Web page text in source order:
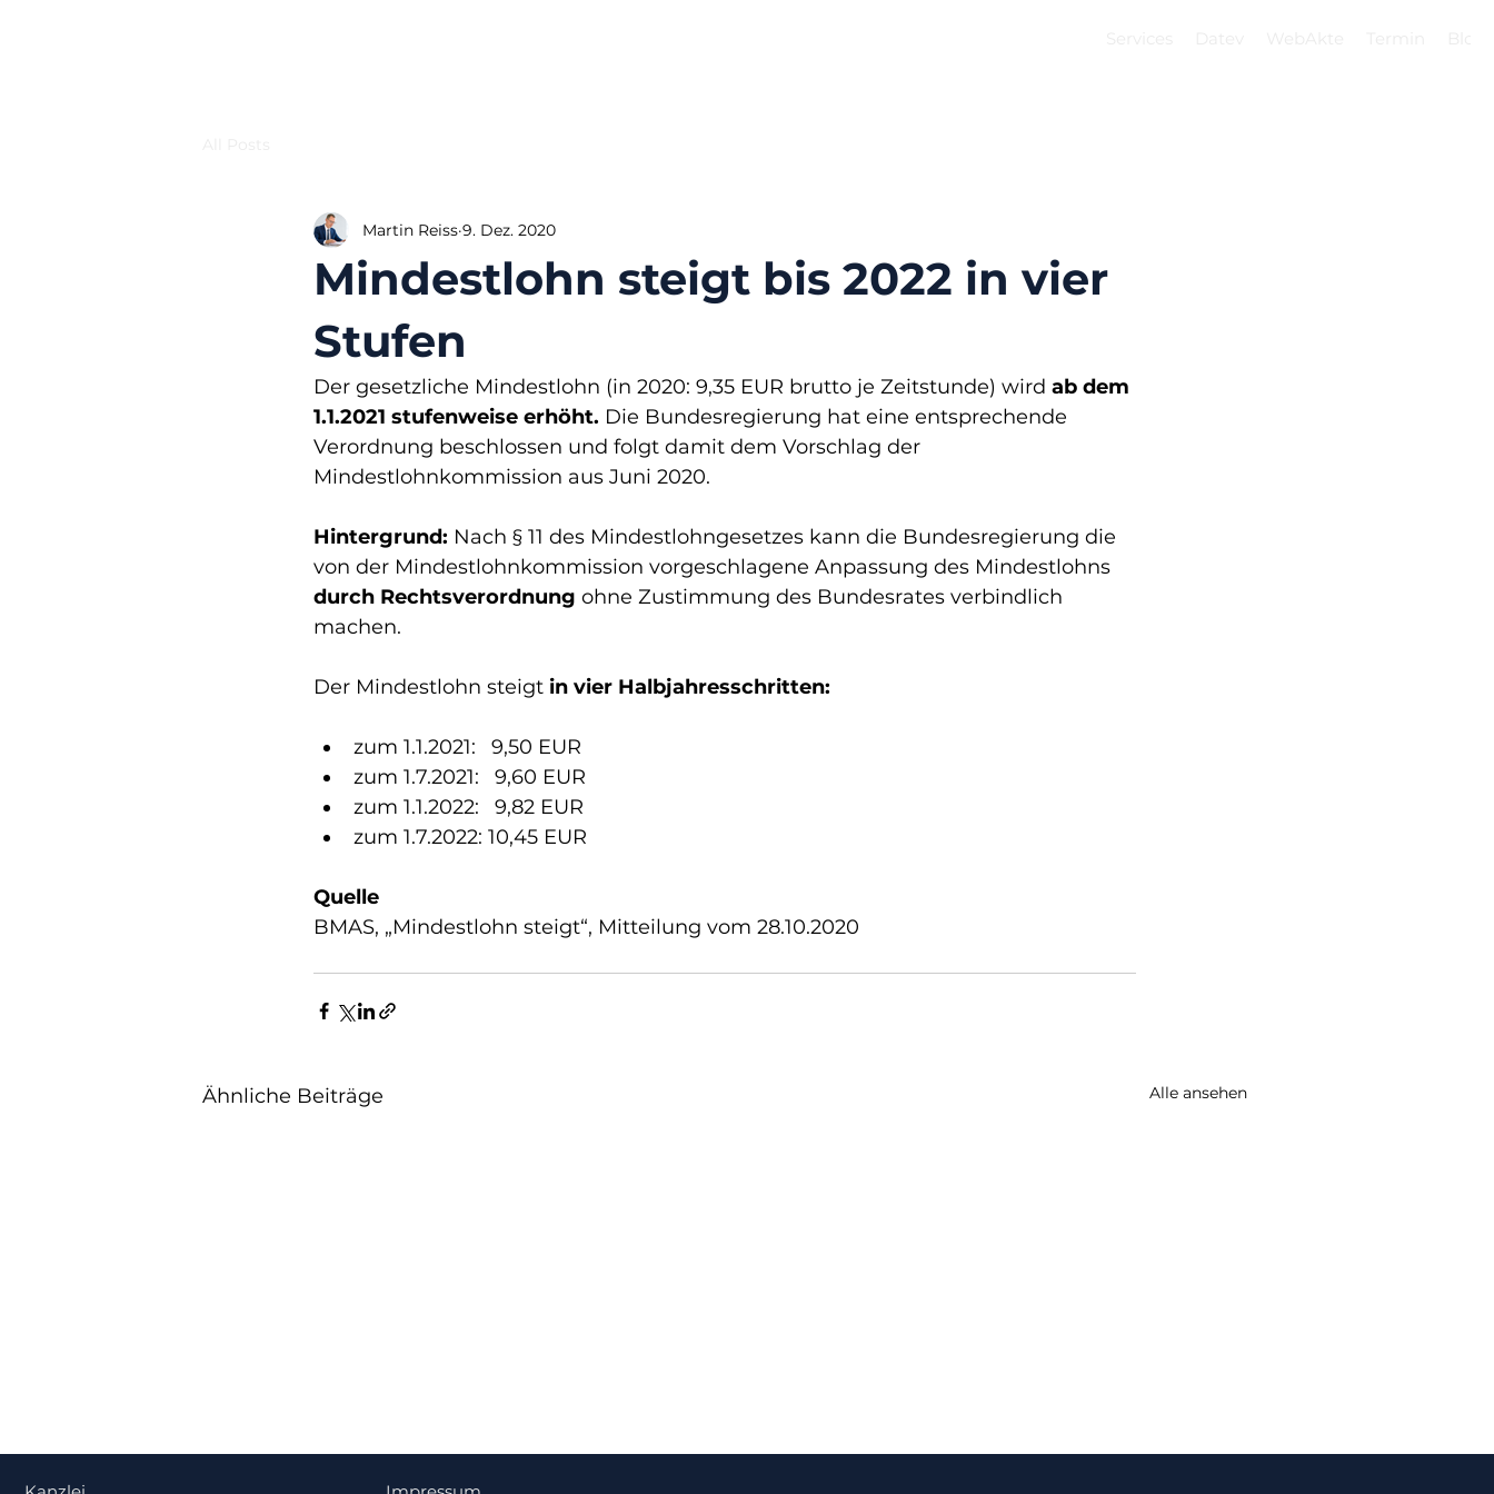
Mindestlohn steigt bis 2022 in vier
Stufen
Martin Reiss 9. Dez. 2020
Der gesetzliche Mindestlohn (in 2020: 9,35 EUR brutto je Zeitstunde) wird ab dem
1.1.2021 stufenweise erhöht. Die Bundesregierung hat eine entsprechende
Verordnung beschlossen und folgt damit dem Vorschlag der
Mindestlohnkommission aus Juni 2020.
Hintergrund: Nach § 11 des Mindestlohngesetzes kann die Bundesregierung die
von der Mindestlohnkommission vorgeschlagene Anpassung des Mindestlohns
durch Rechtsverordnung ohne Zustimmung des Bundesrates verbindlich
machen.
Der Mindestlohn steigt in vier Halbjahresschritten:
zum 1.1.2021:  9,50 EUR
zum 1.7.2021:  9,60 EUR
zum 1.1.2022:  9,82 EUR
zum 1.7.2022: 10,45 EUR
Quelle
BMAS, „Mindestlohn steigt“, Mitteilung vom 28.10.2020
Ähnliche Beiträge Alle ansehen